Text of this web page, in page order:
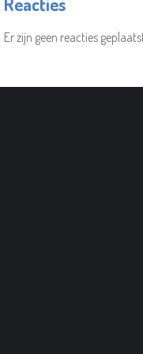
Er zijn geen reacties